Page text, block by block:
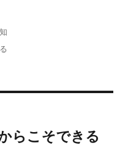
らこそできる